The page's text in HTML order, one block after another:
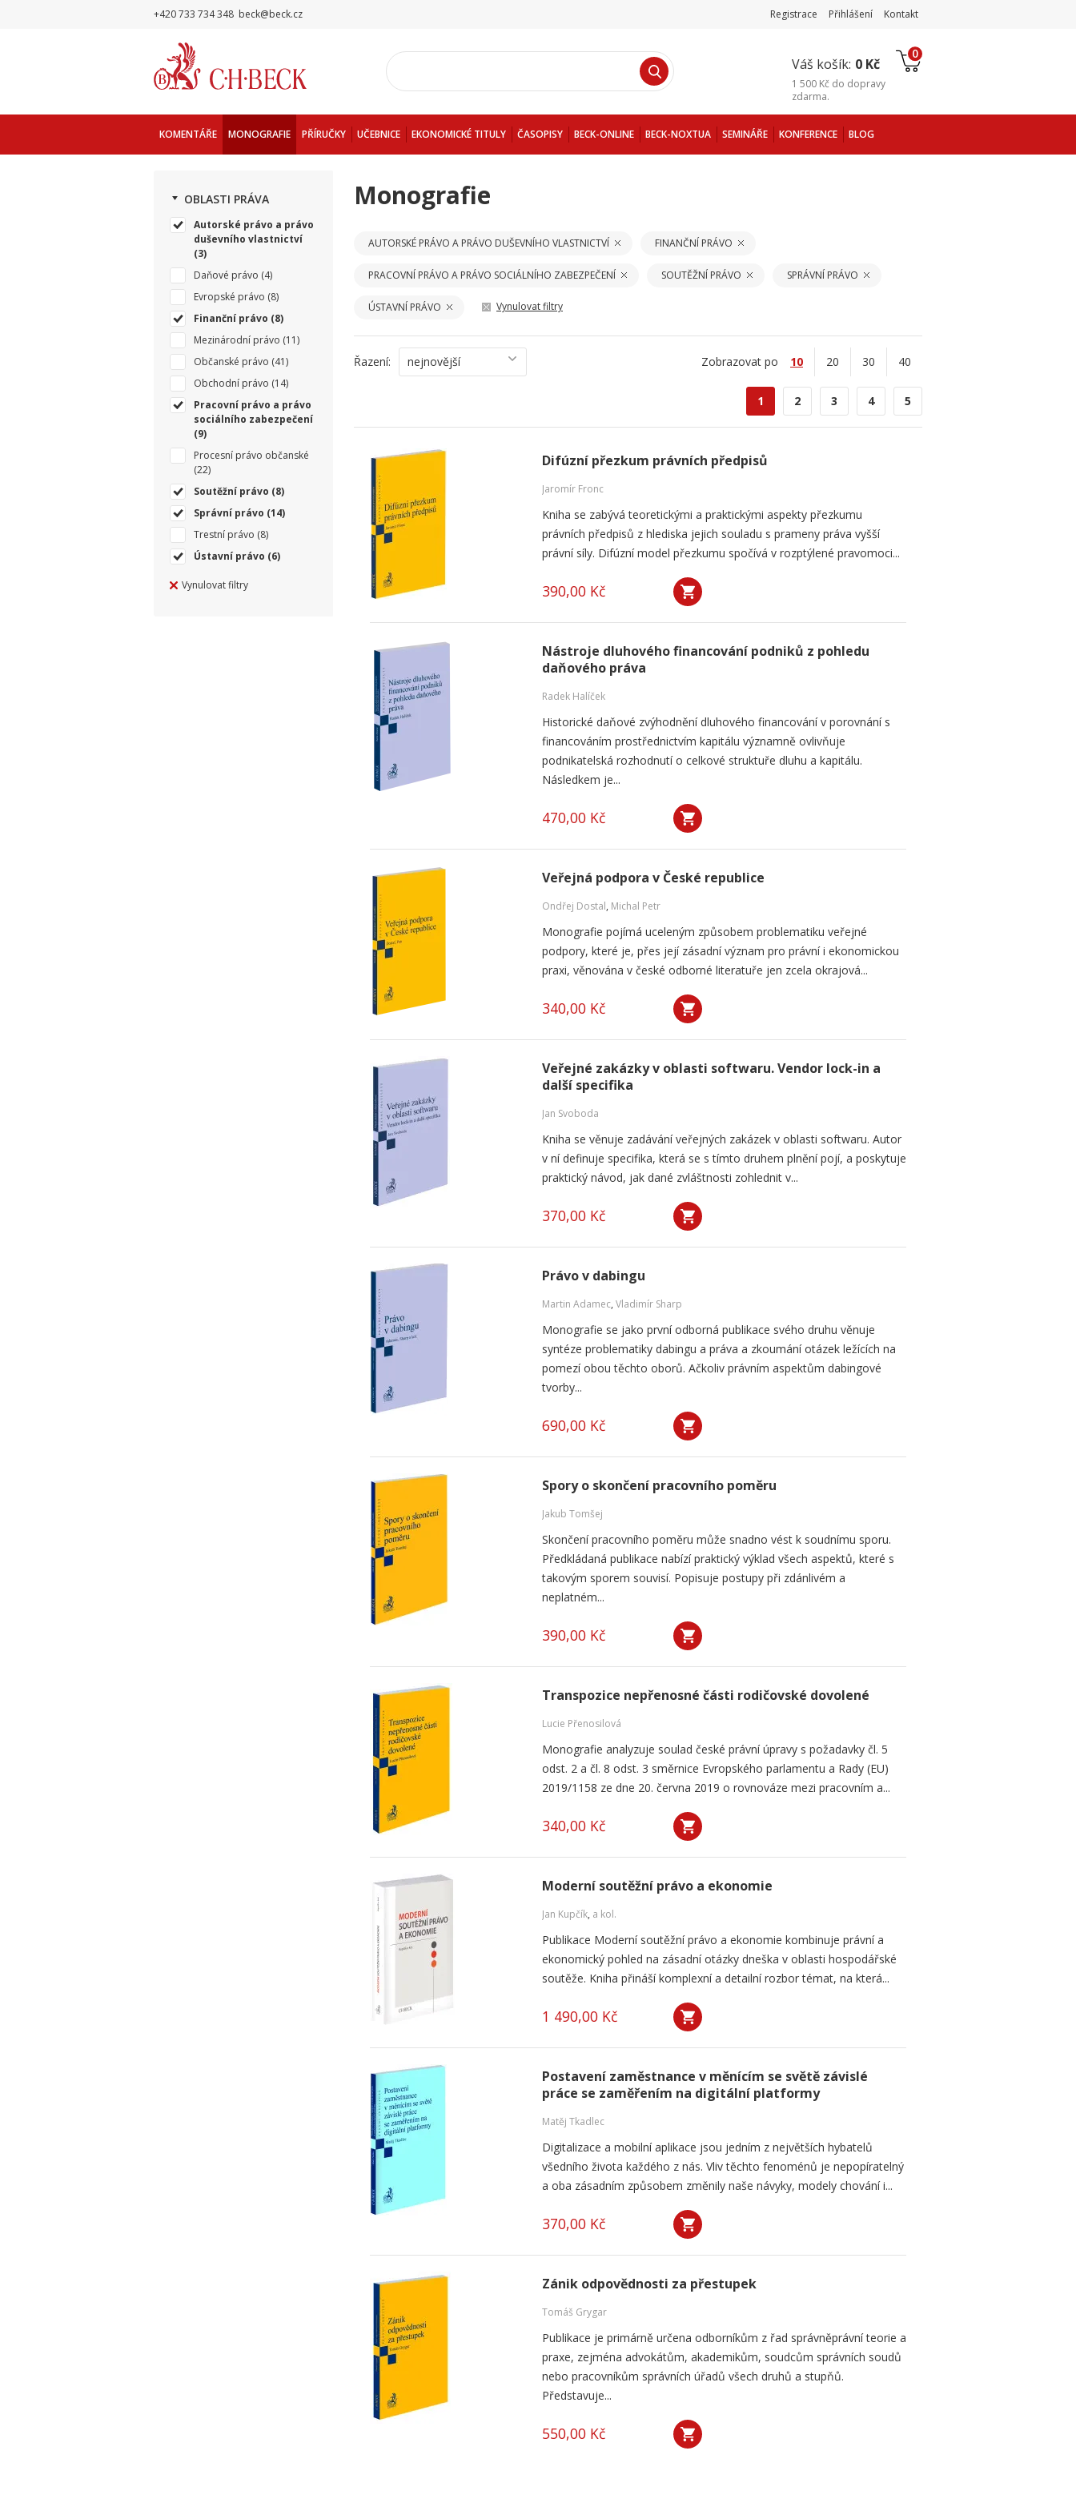
+420 733 734 348 beck@beck.cz Registrace Přihlášení Kontakt
Váš košík: 0 Kč
0
1 500 Kč do dopravy
zdarma.
KOMENTÁŘE MONOGRAFIE PŘÍRUČKY UČEBNICE EKONOMICKÉ TITULY ČASOPISY BECK-ONLINE BECK-NOXTUA SEMINÁŘE KONFERENCE BLOG
OBLASTI PRÁVA
Autorské právo a právo
duševního vlastnictví
(3)
Daňové právo (4)
Evropské právo (8)
Finanční právo (8)
Mezinárodní právo (11)
Občanské právo (41)
Obchodní právo (14)
Pracovní právo a právo
sociálního zabezpečení
(9)
Procesní právo občanské
(22)
Soutěžní právo (8)
Správní právo (14)
Trestní právo (8)
Ústavní právo (6)
Vynulovat filtry
Monografie
AUTORSKÉ PRÁVO A PRÁVO DUŠEVNÍHO VLASTNICTVÍ FINANČNÍ PRÁVO
PRACOVNÍ PRÁVO A PRÁVO SOCIÁLNÍHO ZABEZPEČENÍ SOUTĚŽNÍ PRÁVO SPRÁVNÍ PRÁVO
ÚSTAVNÍ PRÁVO Vynulovat filtry
Řazení: nejnovější Zobrazovat po 10 20 30 40
1 2 3 4 5
Difúzní přezkum právních předpisů
Jaromír Fronc
Kniha se zabývá teoretickými a praktickými aspekty přezkumu
právních předpisů z hlediska jejich souladu s prameny práva vyšší
právní síly. Difúzní model přezkumu spočívá v rozptýlené pravomoci...
390,00 Kč
Nástroje dluhového financování podniků z pohledu
daňového práva
Radek Halíček
Historické daňové zvýhodnění dluhového financování v porovnání s
financováním prostřednictvím kapitálu významně ovlivňuje
podnikatelská rozhodnutí o celkové struktuře dluhu a kapitálu.
Následkem je...
470,00 Kč
Veřejná podpora v České republice
Ondřej Dostal, Michal Petr
Monografie pojímá uceleným způsobem problematiku veřejné
podpory, které je, přes její zásadní význam pro právní i ekonomickou
praxi, věnována v české odborné literatuře jen zcela okrajová...
340,00 Kč
Veřejné zakázky v oblasti softwaru. Vendor lock-in a
další specifika
Jan Svoboda
Kniha se věnuje zadávání veřejných zakázek v oblasti softwaru. Autor
v ní definuje specifika, která se s tímto druhem plnění pojí, a poskytuje
praktický návod, jak dané zvláštnosti zohlednit v...
370,00 Kč
Právo v dabingu
Martin Adamec, Vladimír Sharp
Monografie se jako první odborná publikace svého druhu věnuje
syntéze problematiky dabingu a práva a zkoumání otázek ležících na
pomezí obou těchto oborů. Ačkoliv právním aspektům dabingové
tvorby...
690,00 Kč
Spory o skončení pracovního poměru
Jakub Tomšej
Skončení pracovního poměru může snadno vést k soudnímu sporu.
Předkládaná publikace nabízí praktický výklad všech aspektů, které s
takovým sporem souvisí. Popisuje postupy při zdánlivém a
neplatném...
390,00 Kč
Transpozice nepřenosné části rodičovské dovolené
Lucie Přenosilová
Monografie analyzuje soulad české právní úpravy s požadavky čl. 5
odst. 2 a čl. 8 odst. 3 směrnice Evropského parlamentu a Rady (EU)
2019/1158 ze dne 20. června 2019 o rovnováze mezi pracovním a...
340,00 Kč
Moderní soutěžní právo a ekonomie
Jan Kupčík, a kol.
Publikace Moderní soutěžní právo a ekonomie kombinuje právní a
ekonomický pohled na zásadní otázky dneška v oblasti hospodářské
soutěže. Kniha přináší komplexní a detailní rozbor témat, na která...
1 490,00 Kč
Postavení zaměstnance v měnícím se světě závislé
práce se zaměřením na digitální platformy
Matěj Tkadlec
Digitalizace a mobilní aplikace jsou jedním z největších hybatelů
všedního života každého z nás. Vliv těchto fenoménů je nepopíratelný
a oba zásadním způsobem změnily naše návyky, modely chování i...
370,00 Kč
Zánik odpovědnosti za přestupek
Tomáš Grygar
Publikace je primárně určena odborníkům z řad správněprávní teorie a
praxe, zejména advokátům, akademikům, soudcům správních soudů
nebo pracovníkům správních úřadů všech druhů a stupňů.
Představuje...
550,00 Kč